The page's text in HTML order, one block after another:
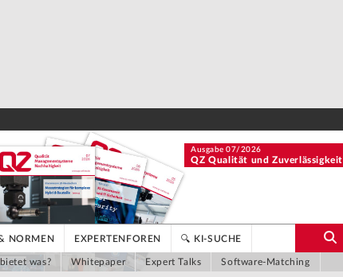
Ausgabe 07/2026
QZ Qualität und Zuverlässigkeit
NORMEN EXPERTENFOREN 🔍 KI-SUCHE
was? Whitepaper Expert Talks Software-Matching